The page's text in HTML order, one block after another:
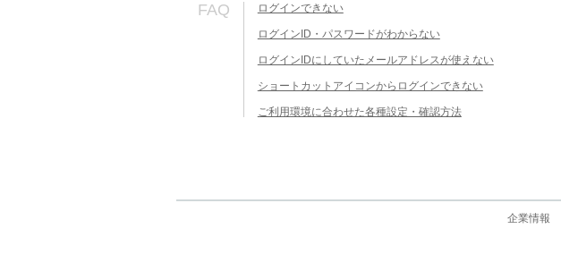
FAQ ログインできない
ログインID・パスワードがわからない
ログインIDにしていたメールアドレスが使えない
ショートカットアイコンからログインできない
ご利用環境に合わせた各種設定・確認方法
企業情報